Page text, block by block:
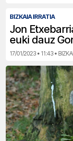
BIZKAIA IRRATIA
Jon
euki dauz
17/01/2023 • 11:43 •